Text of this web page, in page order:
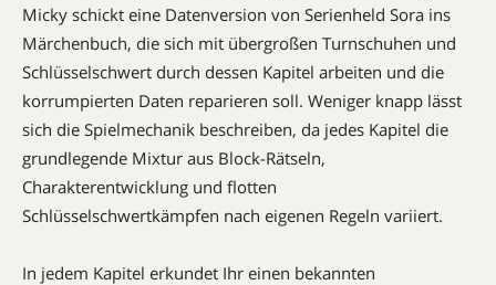
Micky schickt eine Datenversion von Serienheld Sora ins
Märchenbuch, die sich mit übergroßen Turnschuhen und
Schlüsselschwert durch dessen Kapitel arbeiten und die
korrumpierten Daten reparieren soll. Weniger knapp lässt
sich die Spielmechanik beschreiben, da jedes Kapitel die
grundlegende Mixtur aus Block-Rätseln,
Charakterentwicklung und flotten
Schlüsselschwertkämpfen nach eigenen Regeln variiert.
In jedem Kapitel erkundet Ihr einen bekannten